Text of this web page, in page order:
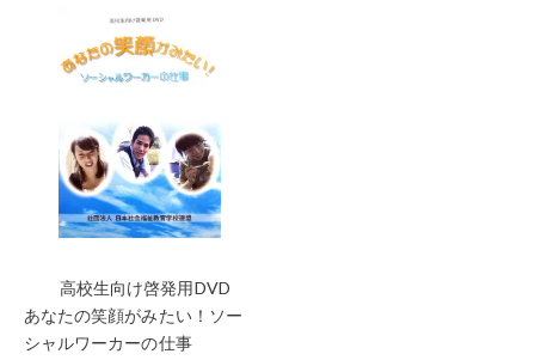
高校生向け啓発用DVD
あなたの笑顔がみたい！ソー
シャルワーカーの仕事